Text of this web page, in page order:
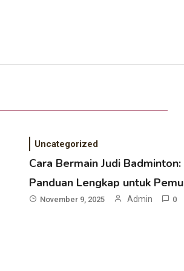
Uncategorized
Cara Bermain Judi Badminton:
Panduan Lengkap untuk
November 9, 2025 Admin 0